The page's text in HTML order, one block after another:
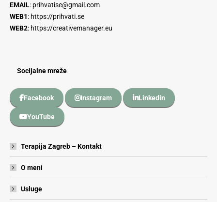
EMAIL: prihvatise@gmail.com
WEB1: https://prihvati.se
WEB2: https://creativemanager.eu
Socijalne mreže
Facebook Instagram Linkedin
YouTube
Terapija Zagreb – Kontakt
O meni
Usluge